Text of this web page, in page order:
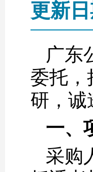
更新
广东
委托，
研，诚
一、
采购